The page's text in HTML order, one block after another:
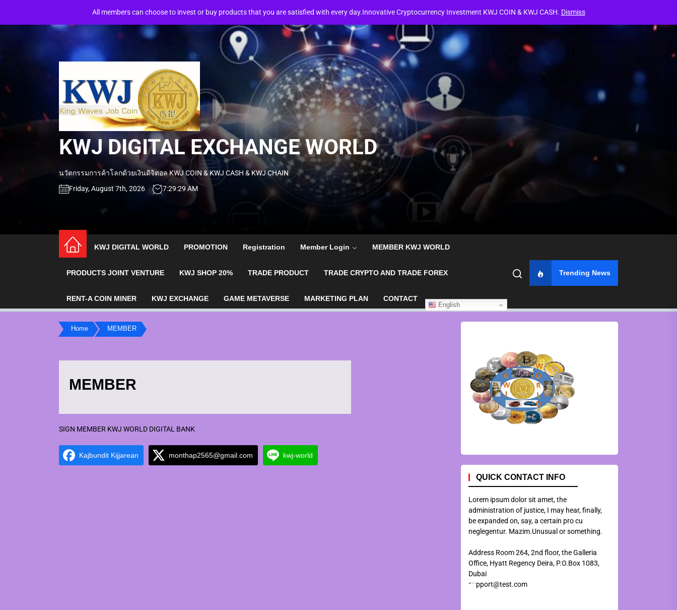
All members can choose to invest or buy products that you are satisfied with every day.Innovative Cryptocurrency Investment KWJ COIN & KWJ CASH. Dismiss
BREAKING NEWS
อเข้าร่วมแข่งขันเป็นเศรษฐี จริงๆ ได้ ทันที THAI PRODUCTS FOR EXPORT AROUND THE WORLD. EXPORT PRODUCTS (ประกาศ)โปรโมชั่นสำหรับสมาชิกใหม่ลงสมัครเป็นสมาชิกรับแพคเกจตามระดับในวัน
DIGITAL
EXCHANGE
WORLD
KWJ DIGITAL EXCHANGE WORLD
นวัตกรรมการค้าโลกด้วยเงินดิจิตอล KWJ COIN & KWJ CASH & KWJ CHAIN
Friday, August 7th, 2026
7:29:31 AM
KWJ DIGITAL WORLD PROMOTION Registration Member Login MEMBER KWJ WORLD
PRODUCTS JOINT VENTURE KWJ SHOP 20% TRADE PRODUCT TRADE CRYPTO AND TRADE FOREX
RENT-A COIN MINER KWJ EXCHANGE GAME METAVERSE MARKETING PLAN CONTACT
English
Trending News
Home MEMBER
MEMBER
SIGN MEMBER KWJ WORLD DIGITAL BANK
Kajbundit Kijjarean monthap2565@gmail.com kwj-world
QUICK CONTACT INFO
Lorem ipsum dolor sit amet, the
administration of justice, I may hear, finally,
be expanded on, say, a certain pro cu
neglegentur. Mazim.Unusual or something.
Address Room 264, 2nd floor, the Galleria
Office, Hyatt Regency Deira, P.O.Box 1083,
Dubai
support@test.com